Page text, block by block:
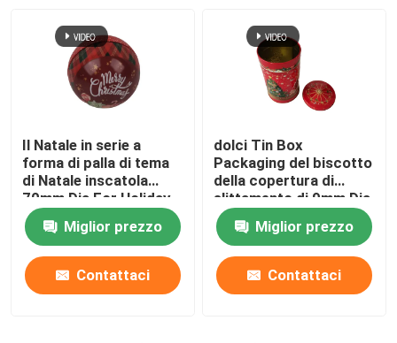
Latte cosmetiche
Tin Lunch Boxes
Contenitori di stagno rotondo
Tin Box rettangolare
Quadrato Tin Box
Il Natale in serie a
forma di palla di tema
di Natale inscatola
70mm Dia For Holiday
Gift Promotion
Miglior prezzo
Contattaci
dolci Tin Box
Packaging del biscotto
della copertura di
slittamento di 9mm Dia
Christmas Musical Tin
With
Miglior prezzo
Contattaci